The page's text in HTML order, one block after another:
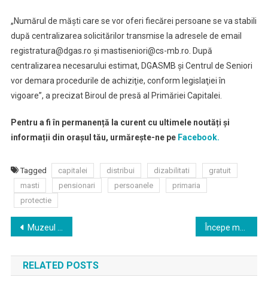
„Numărul de măşti care se vor oferi fiecărei persoane se va stabili
după centralizarea solicitărilor transmise la adresele de email
registratura@dgas.ro şi mastiseniori@cs-mb.ro. După
centralizarea necesarului estimat, DGASMB şi Centrul de Seniori
vor demara procedurile de achiziţie, conform legislaţiei în
vigoare”, a precizat Biroul de presă al Primăriei Capitalei.
Pentru a fi în permanență la curent cu ultimele noutăți și
informații din orașul tău, urmărește-ne peFacebook.
Tagged capitalei distribui dizabilitati
gratuit
masti
pensionari persoanele
primaria
protectie
Navigare
în
articole
Muzeul Satului – redeschis de miercuri: grupuri de vizitatori de cinci persoane; vizita – limitată la două ore Începe marea testare în Capitală: Primăria Capitalei lansează pe 22 mai, la ora 13:00, platforma online www.testampentrubucuresti.assmb.ro, unde se pot înscrie voluntar 11.000 de bucureșteni, pentru a fi testați gratuit în vederea depistării infecției cu noul coronavirus
RELATED POSTS